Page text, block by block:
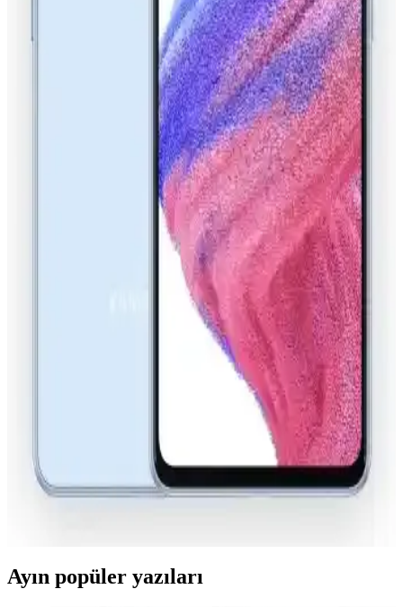
Samsung'un NFC teknolojisi ve güncellemeleri hakkında güncel
bilgiler, yeni özellikler ve güvenlik önlemleriyle cihaz performansı
ve kullanıcı deneyimi artıyor.
Samsung A04s'te NFC Özelliği Nasıl Aktif Hale
Getirilir ve Kullanılır
Samsung A04s'te NFC'yi aktif etmek çok basit. Ayarlar menüsünden
bağlantılar bölümüne gidip NFC'yi açın ve kullanmaya başlayın.
Akıllı Telefonlarda NFC Teknolojisinin
Günümüzdeki ve Gelecekteki Rolü
NFC teknolojisi, akıllı telefonlarda kısa mesafe kablosuz iletişim
sağlayarak temassız ödemeler ve veri paylaşımını hızlandırıyor,
gelecekte daha yaygın kullanılacak.
Samsung A14 NFC Özelliği ve Akıllı Telefonlarda
NFC Teknolojisinin Güncel Durumu
Samsung A14 modelinde NFC özelliği net olmamakla birlikte, akıllı
telefonlarda NFC teknolojisi temassız ödeme ve veri transferinde
Samsung A53 ve NFC Özelliği: Güncel Bilgiler ve
Kullanım İpuçları
Samsung A53 modelinin NFC özelliği kesin olmamakla birlikte,
Ayın popüler yazıları